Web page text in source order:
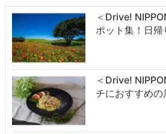
＜Drive!
ポット集！日
＜Drive!
チにおすすめ